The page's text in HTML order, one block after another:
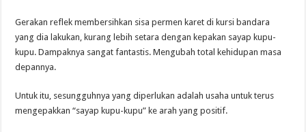
Gerakan reflek membersihkan sisa permen karet di kursi bandara
yang dia lakukan, kurang lebih setara dengan kepakan sayap kupu-
kupu. Dampaknya sangat fantastis. Mengubah total kehidupan masa
depannya.
Untuk itu, sesungguhnya yang diperlukan adalah usaha untuk terus
mengepakkan “sayap kupu-kupu” ke arah yang positif.